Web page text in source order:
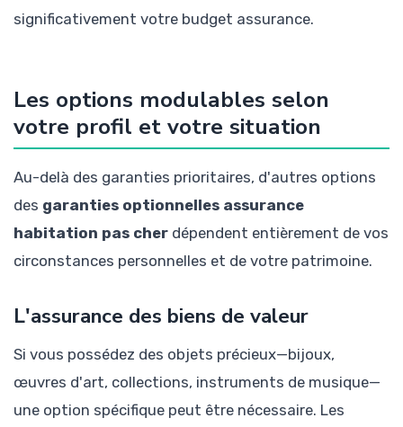
significativement votre budget assurance.
Les options modulables selon
votre profil et votre situation
Au-delà des garanties prioritaires, d'autres options
des garanties optionnelles assurance
habitation pas cher dépendent entièrement de vos
circonstances personnelles et de votre patrimoine.
L'assurance des biens de valeur
Si vous possédez des objets précieux—bijoux,
œuvres d'art, collections, instruments de musique—
une option spécifique peut être nécessaire. Les